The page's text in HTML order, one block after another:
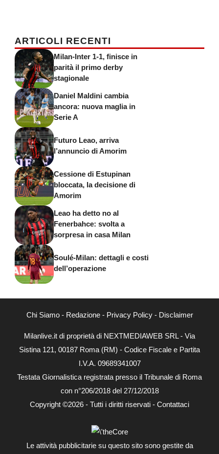
ARTICOLI RECENTI
Milan-Inter 1-1, finisce in
parità il primo derby
stagionale
Daniel Maldini cambia
ancora: nuova maglia in
Serie A
Futuro Leao, arriva
l’annuncio di Amorim
Cessione di Estupinan
bloccata, la decisione di
Amorim
Leao ha detto no al
Fenerbahce: svolta a
sorpresa in casa Milan
Soulé-Milan: dettagli e costi
dell’operazione
Chi Siamo- Redazione- Privacy Policy- Disclaimer
Milanlive.it di proprietà di NEXTMEDIAWEB SRL - Via
Sistina 121, 00187 Roma (RM) - Codice Fiscale e Partita
I.V.A. 09689341007
Testata Giornalistica registrata presso il Tribunale di Roma
con n°206/2018 del 27/12/2018
Copyright ©2026 - Tutti i diritti riservati - Contattaci
Le attività pubblicitarie su questo sito sono gestite da